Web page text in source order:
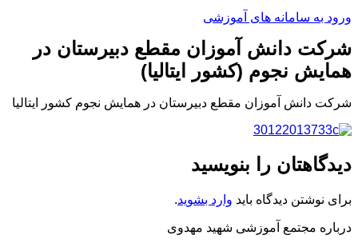
ورود به سامانه های آموزشی
شرکت دانش آموزان مقطع دبیرستان در
همایش نجوم (کشور ایتالیا)
شرکت دانش آموزان مقطع دبیرستان در همایش نجوم کشور ایتالیا
دیدگاهتان را بنویسید
برای نوشتن دیدگاه باید وارد بشوید.
درباره مجتمع آموزشی شهید مهدوی